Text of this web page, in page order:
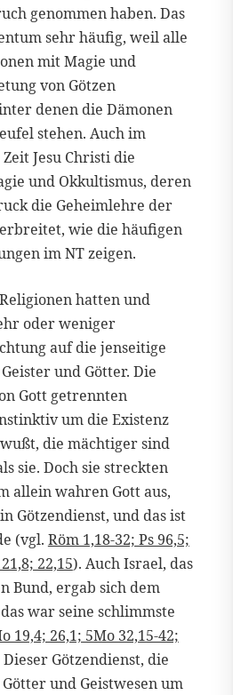
genommen haben. Das
sehr häufig, weil alle
mit Magie und
von Götzen
denen die Dämonen
stehen. Auch im
Jesu Christi die
und Okkultismus, deren
die Geheimlehre der
wie die häufigen
im NT zeigen.
hatten und
oder weniger
auf die jenseitige
und Götter. Die
Gott getrennten
um die Existenz
die mächtiger sind
sie. Doch sie streckten
allein wahren Gott aus,
Götzendienst, und das ist
(vgl. Röm 1,18-32; Ps 96,5;
22,15). Auch Israel, das
Bund, ergab sich dem
war seine schlimmste
19,4; 26,1; 5Mo 32,15-42;
Dieser Götzendienst, die
und Geistwesen um